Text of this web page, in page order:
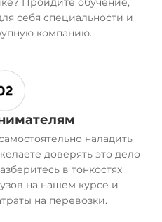
себя специальности и
компанию.
наладить
доверять это дело
в тонкостях
на нашем курсе и
на перевозки.